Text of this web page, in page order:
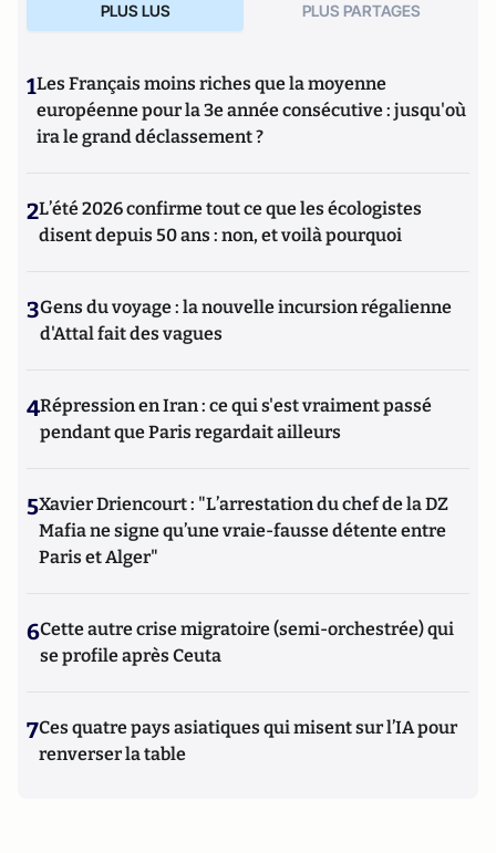
PLUS LUS PLUS PARTAGES
1Les Français moins riches que la moyenne
européenne pour la 3e année consécutive : jusqu'où
ira le grand déclassement ?
2L’été 2026 confirme tout ce que les écologistes
disent depuis 50 ans : non, et voilà pourquoi
3Gens du voyage : la nouvelle incursion régalienne
d'Attal fait des vagues
4Répression en Iran : ce qui s'est vraiment passé
pendant que Paris regardait ailleurs
5Xavier Driencourt : "L’arrestation du chef de la DZ
Mafia ne signe qu’une vraie-fausse détente entre
Paris et Alger"
6Cette autre crise migratoire (semi-orchestrée) qui
se profile après Ceuta
7Ces quatre pays asiatiques qui misent sur l’IA pour
renverser la table